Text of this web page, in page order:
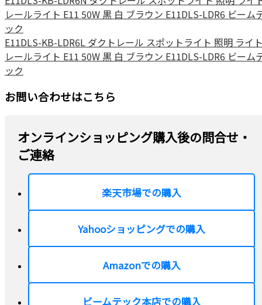
レールライト E11 50W 黒 白 ブラウン E11DLS-LDR6 ビーム
ック
E11DLS-KB-LDR6L ダクトレール スポットライト 照明 ライ
レールライト E11 50W 黒 白 ブラウン E11DLS-LDR6 ビーム
ック
お問い合わせはこちら
オンラインショッピング購入後の問合せ・
ご連絡
楽天市場での購入
Yahooショッピングでの購入
Amazonでの購入
ビームテック本店での購入